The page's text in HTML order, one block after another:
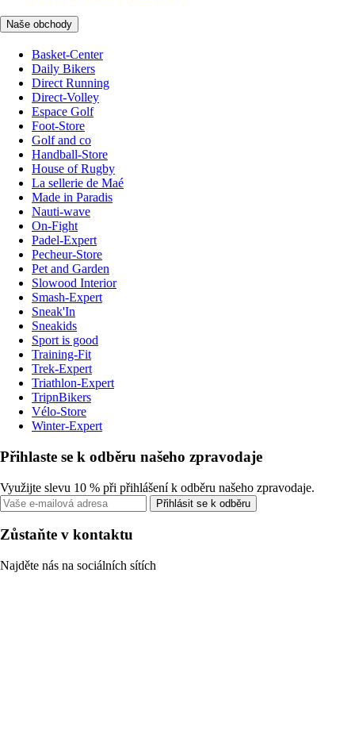
Naše obchody
Basket-Center
Daily Bikers
Direct Running
Direct-Volley
Espace Golf
Foot-Store
Golf and co
Handball-Store
House of Rugby
La sellerie de Maé
Made in Paradis
Nauti-wave
On-Fight
Padel-Expert
Pecheur-Store
Pet and Garden
Slowood Interior
Smash-Expert
Sneak'In
Sneakids
Sport is good
Training-Fit
Trek-Expert
Triathlon-Expert
TripnBikers
Vélo-Store
Winter-Expert
Přihlaste se k odběru našeho zpravodaje
Využijte slevu 10 % při přihlášení k odběru našeho zpravodaje.
Přihlásit se k odběru
Zůstaňte v kontaktu
Najděte nás na sociálních sítích